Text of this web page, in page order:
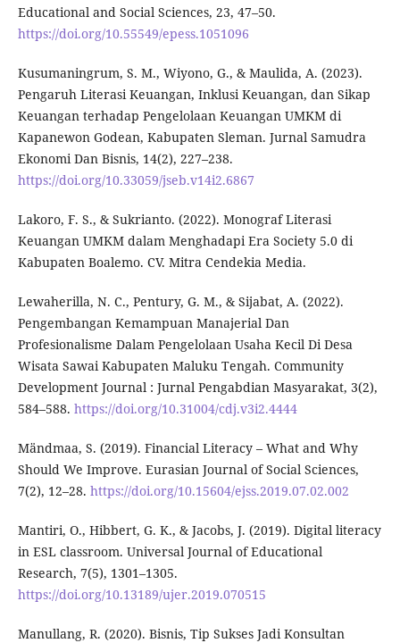
Educational and Social Sciences, 23, 47–50.
https://doi.org/10.55549/epess.1051096
Kusumaningrum, S. M., Wiyono, G., & Maulida, A. (2023).
Pengaruh Literasi Keuangan, Inklusi Keuangan, dan Sikap
Keuangan terhadap Pengelolaan Keuangan UMKM di
Kapanewon Godean, Kabupaten Sleman. Jurnal Samudra
Ekonomi Dan Bisnis, 14(2), 227–238.
https://doi.org/10.33059/jseb.v14i2.6867
Lakoro, F. S., & Sukrianto. (2022). Monograf Literasi
Keuangan UMKM dalam Menghadapi Era Society 5.0 di
Kabupaten Boalemo. CV. Mitra Cendekia Media.
Lewaherilla, N. C., Pentury, G. M., & Sijabat, A. (2022).
Pengembangan Kemampuan Manajerial Dan
Profesionalisme Dalam Pengelolaan Usaha Kecil Di Desa
Wisata Sawai Kabupaten Maluku Tengah. Community
Development Journal : Jurnal Pengabdian Masyarakat, 3(2),
584–588. https://doi.org/10.31004/cdj.v3i2.4444
Mändmaa, S. (2019). Financial Literacy – What and Why
Should We Improve. Eurasian Journal of Social Sciences,
7(2), 12–28. https://doi.org/10.15604/ejss.2019.07.02.002
Mantiri, O., Hibbert, G. K., & Jacobs, J. (2019). Digital literacy
in ESL classroom. Universal Journal of Educational
Research, 7(5), 1301–1305.
https://doi.org/10.13189/ujer.2019.070515
Manullang, R. (2020). Bisnis, Tip Sukses Jadi Konsultan